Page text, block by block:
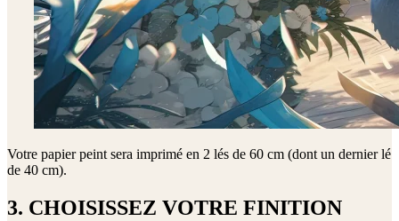
Votre papier peint sera imprimé en 2 lés de 60 cm (dont un dernier lé
de 40 cm).
3. CHOISISSEZ VOTRE FINITION